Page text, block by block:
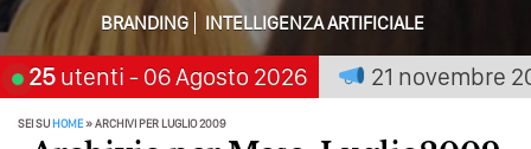
Perché Non Guadagni Sui Social Media? Probabilmente
Tutto Peggiorerà
Caso Delle Braccia Incrociate
BRANDING
INTELLIGENZA ARTIFICIALE
25 utenti - 06 Agosto 2026
chi aspetta, scegli: 21 novembre 2026
SEI SUHOME»ARCHIVI PER LUGLIO 2009